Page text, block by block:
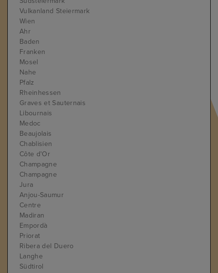
Vulkanland Steiermark
Wien
Ahr
Baden
Franken
Mosel
Nahe
Pfalz
Rheinhessen
Graves et Sauternais
Libournais
Medoc
Beaujolais
Chablisien
Côte d'Or
Champagne
Champagne
Jura
Anjou-Saumur
Centre
Madiran
Empordà
Priorat
Ribera del Duero
Langhe
Südtirol